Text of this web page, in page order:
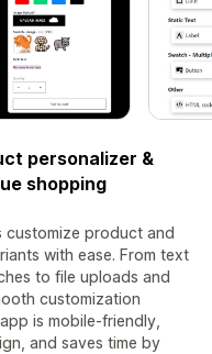
personalizer &
shopping
customize product and
with ease. From text
to file uploads and
customization
is mobile-friendly,
and saves time by